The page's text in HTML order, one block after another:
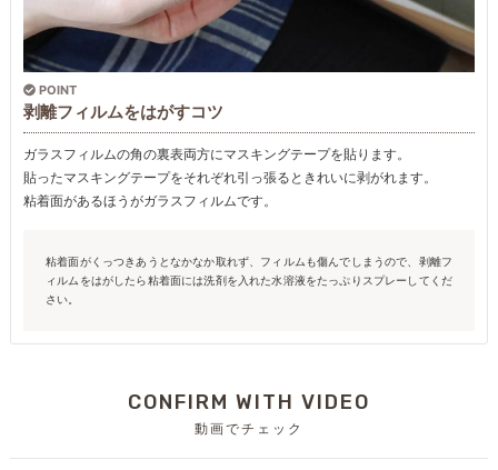
POINT
剥離フィルムをはがすコツ
ガラスフィルムの角の裏表両方にマスキングテープを貼ります。
貼ったマスキングテープをそれぞれ引っ張るときれいに剥がれます。
粘着面があるほうがガラスフィルムです。
粘着面がくっつきあうとなかなか取れず、フィルムも傷んでしまうので、剥離フ
ィルムをはがしたら粘着面には洗剤を入れた水溶液をたっぷりスプレーしてくだ
さい。
CONFIRM WITH VIDEO
動画でチェック